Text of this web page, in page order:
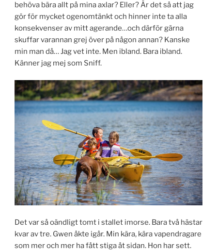
behöva bära allt på mina axlar? Eller? Är det så att jag
gör för mycket ogenomtänkt och hinner inte ta alla
konsekvenser av mitt agerande…och därför gärna
skuffar varannan grej över på någon annan? Kanske
min man då… Jag vet inte. Men ibland. Bara ibland.
Känner jag mej som Sniff.
Det var så oändligt tomt i stallet imorse. Bara två hästar
kvar av tre. Gwen åkte igår. Min kära, kära vapendragare
som mer och mer ha fått stiga åt sidan. Hon har sett.